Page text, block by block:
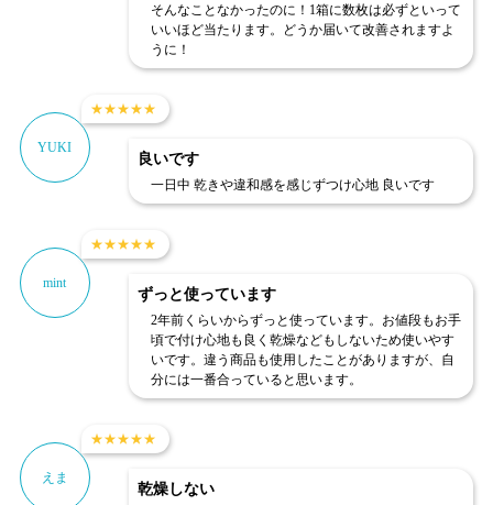
そんなことなかったのに！1箱に数枚は必ずといって
いいほど当たります。どうか届いて改善されますよ
うに！
★★★★★
YUKI
良いです
一日中 乾きや違和感を感じずつけ心地 良いです
★★★★★
mint
ずっと使っています
2年前くらいからずっと使っています。お値段もお手
頃で付け心地も良く乾燥などもしないため使いやす
いです。違う商品も使用したことがありますが、自
分には一番合っていると思います。
★★★★★
えま
乾燥しない